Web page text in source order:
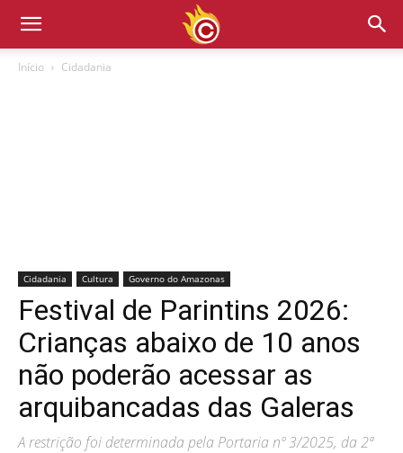
Início Cidadania
Cidadania Cultura Governo do Amazonas
Festival de Parintins 2026:
Crianças abaixo de 10 anos
não poderão acessar as
arquibancadas das Galeras
A restrição foi determinada pela Portaria nº 3/2025, da 2ª